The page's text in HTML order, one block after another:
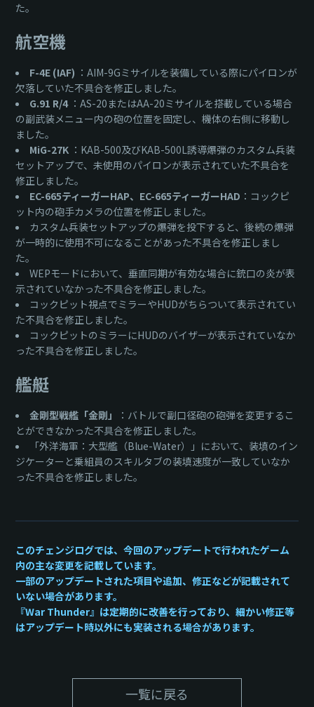
た。
航空機
F-4E (IAF) ：AIM-9Gミサイルを装備している際にパイロンが
欠落していた不具合を修正しました。
G.91 R/4：AS-20またはAA-20ミサイルを搭載している場合
の副武装メニュー内の砲の位置を固定し、機体の右側に移動し
ました。
MiG-27K ：KAB-500及びKAB-500L誘導爆弾のカスタム兵装
セットアップで、未使用のパイロンが表示されていた不具合を
修正しました。
EC-665ティーガーHAP、EC-665ティーガーHAD ：コックピ
ット内の砲手カメラの位置を修正しました。
カスタム兵装セットアップの爆弾を投下すると、後続の爆弾
が一時的に使用不可になることがあった不具合を修正しまし
た。
WEPモードにおいて、垂直同期が有効な場合に銃口の炎が表
示されていなかった不具合を修正しました。
コックピット視点でミラーやHUDがちらついて表示されてい
た不具合を修正しました。
コックピットのミラーにHUDのバイザーが表示されていなか
った不具合を修正しました。
艦艇
金剛型戦艦「金剛」
：バトルで副口径砲の砲弾を変更するこ
とができなかった不具合を修正しました。
「外洋海軍：大型艦（Blue-Water）」において、装填のイン
ジケーターと乗組員のスキルタブの装填速度が一致していなか
った不具合を修正しました。
このチェンジログでは、今回のアップデートで行われたゲーム
内の主な変更を記載しています。
一部のアップデートされた項目や追加、修正などが記載されて
いない場合があります。
『War Thunder』は定期的に改善を行っており、細かい修正等
はアップデート時以外にも実装される場合があります。
一覧に戻る